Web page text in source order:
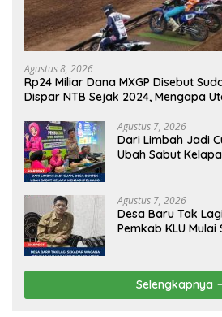
Agustus 8, 2026
Rp24 Miliar Dana MXGP Disebut
Dispar NTB Sejak 2024, Mengapa
Agustus 7, 2026
Dari Limbah Jadi
Ubah Sabut
Agustus 7, 2026
Desa Baru Tak
Pemkab KLU Mulai
Selengkapnya